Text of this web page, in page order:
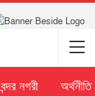
বন্দর নগরী অর্থনীতি